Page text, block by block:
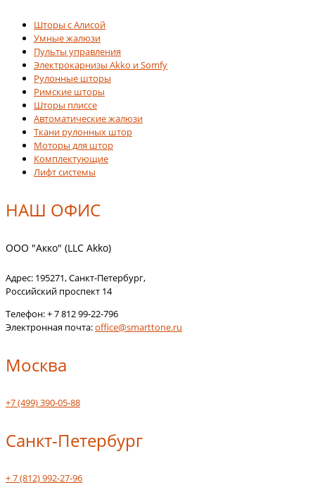
Шторы с Алисой
Умные жалюзи
Пульты управления
Электрокарнизы Akko и Somfy
Рулонные шторы
Римские шторы
Шторы плиссе
Автоматические жалюзи
Ткани рулонных штор
Моторы для штор
Комплектующие
Лифт системы
НАШ ОФИС
ООО "Акко" (LLC Akko)
Адрес: 195271,Санкт-Петербург,
Российский проспект 14
Телефон:+ 7 812 99-22-796
Электронная почта:office@smarttone.ru
Москва
+7 (499) 390-05-88
Санкт-Петербург
+ 7 (812) 992-27-96